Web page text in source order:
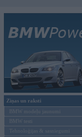
Ziņas un raksti
BMW modeļu jaunumi
BMW testi
Tehnoloģijas & sasniegumi